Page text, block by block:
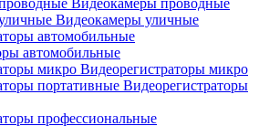
Видеокамеры проводные
Видеокамеры уличные
автомобильные
Видеорегистраторы микро
Видеорегистраторы